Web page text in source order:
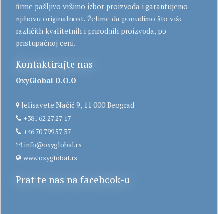
firme pažljivo vršimo izbor proizvoda i garantujemo
njihovu originalnost. Želimo da ponudimo što više
različith kvalitetnih i prirodnih proizvoda, po
pristupačnoj ceni.
Kontaktirajte nas
OxyGlobal D.O.O
Jelisavete Načić 9, 11 000 Beograd
+381 62 27 27 17
+46 70 799 57 37
info@oxyglobal.rs
www.oxyglobal.rs
Pratite nas na facebook-u